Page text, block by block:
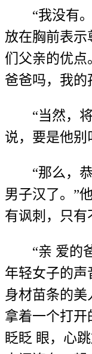
“我没有
放在胸前表示
们父亲的优点
爸爸吗，我的
“当然，
说，要是他别
“那么，
男子汉了。”
有讽刺，只有
“亲 爱的
年轻女子的声
身材苗条的美
拿着一个打
眨眨 眼，心